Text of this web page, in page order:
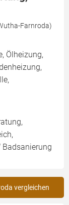
Farnroda)
Ölheizung,
Badsanierung
vergleichen